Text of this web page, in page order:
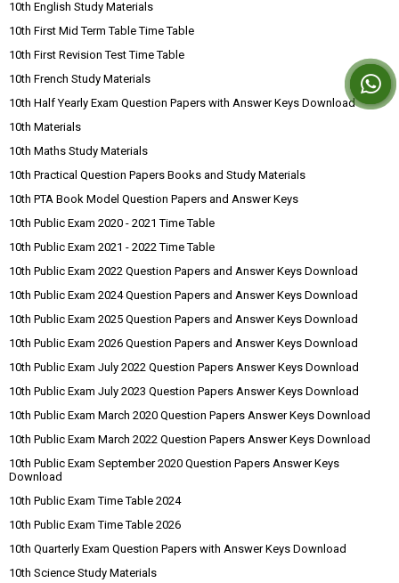
10th English Study Materials
10th First Mid Term Table Time Table
10th First Revision Test Time Table
10th French Study Materials
10th Half Yearly Exam Question Papers with Answer Keys Download
10th Materials
10th Maths Study Materials
10th Practical Question Papers Books and Study Materials
10th PTA Book Model Question Papers and Answer Keys
10th Public Exam 2020 - 2021 Time Table
10th Public Exam 2021 - 2022 Time Table
10th Public Exam 2022 Question Papers and Answer Keys Download
10th Public Exam 2024 Question Papers and Answer Keys Download
10th Public Exam 2025 Question Papers and Answer Keys Download
10th Public Exam 2026 Question Papers and Answer Keys Download
10th Public Exam July 2022 Question Papers Answer Keys Download
10th Public Exam July 2023 Question Papers Answer Keys Download
10th Public Exam March 2020 Question Papers Answer Keys Download
10th Public Exam March 2022 Question Papers Answer Keys Download
10th Public Exam September 2020 Question Papers Answer Keys
Download
10th Public Exam Time Table 2024
10th Public Exam Time Table 2026
10th Quarterly Exam Question Papers with Answer Keys Download
10th Science Study Materials